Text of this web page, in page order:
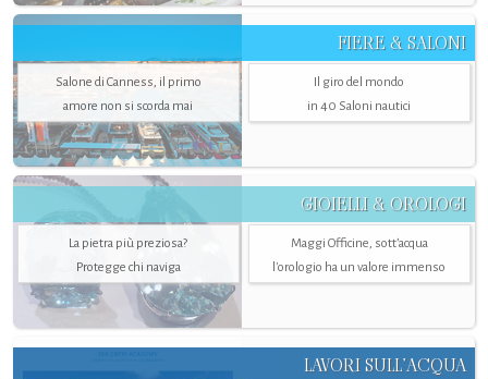
FIERE & SALONI
Salone di Canness, il primo
amore non si scorda mai
Il giro del mondo
in 40 Saloni nautici
GIOIELLI & OROLOGI
La pietra più preziosa?
Protegge chi naviga
Maggi Officine, sott’acqua
l'orologio ha un valore immenso
LAVORI SULL’ACQUA